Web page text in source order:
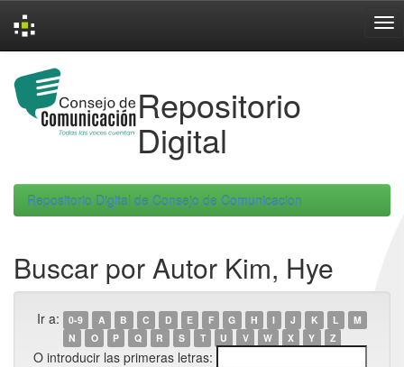
navigation
Repositorio
Digital
Repositorio Digital de Consejo de Comunicacion
Buscar por Autor Kim, Hye
Ir a: 0-9 A B C D E F G H I J K L
M
N
O P Q R S T U V W X Y Z
O introducir las primeras letras: